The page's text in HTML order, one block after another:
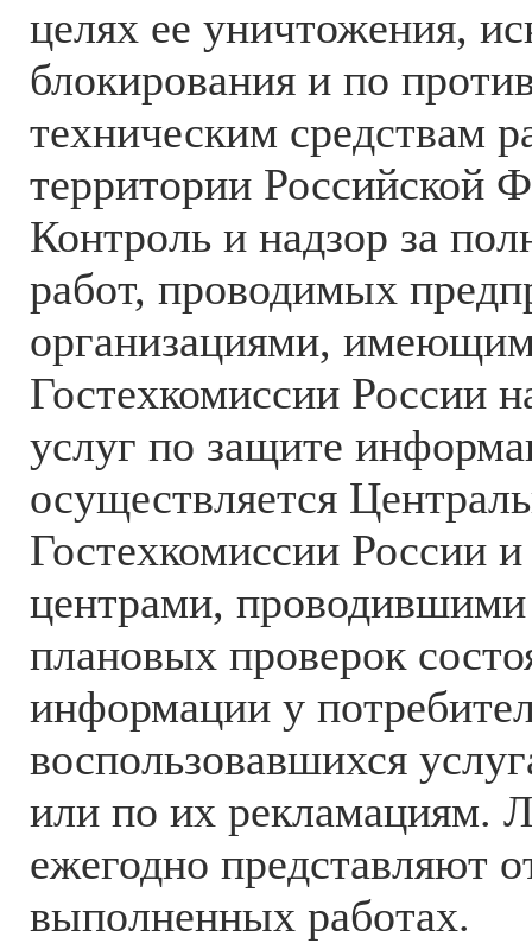
целях ее уничтожения,
блокирования и по
техническим средствам
территории Российской
Контроль и надзор за
работ, проводимых
организациями,
Гостехкомиссии России
услуг по защите
осуществляется
Гостехкомиссии России
центрами, проводившими
плановых проверок
информации у
воспользовавшихся
или по их рекламациям.
ежегодно представляют
выполненных работах.